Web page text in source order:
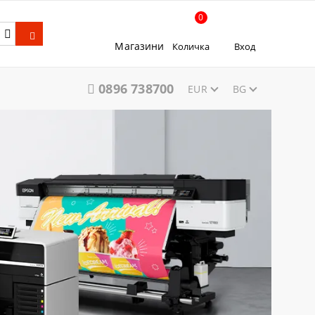
Магазини Количка
0
Вход
0896 738700 EUR BG